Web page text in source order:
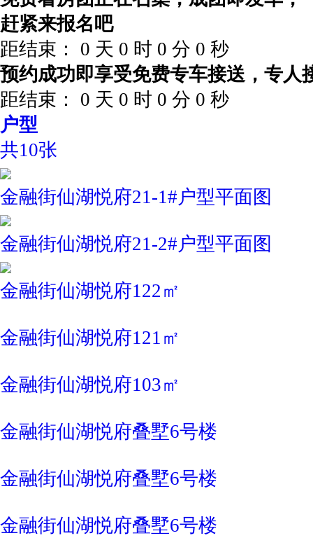
赶紧来报名吧
距结束：
0 天 0 时 0 分 0 秒
预约成功即享受免费专车接送，专人
距结束：
0 天 0 时 0 分 0 秒
户型
共10张
金融街仙湖悦府21-1#户型平面图
金融街仙湖悦府21-2#户型平面图
金融街仙湖悦府122㎡
金融街仙湖悦府121㎡
金融街仙湖悦府103㎡
金融街仙湖悦府叠墅6号楼
金融街仙湖悦府叠墅6号楼
金融街仙湖悦府叠墅6号楼